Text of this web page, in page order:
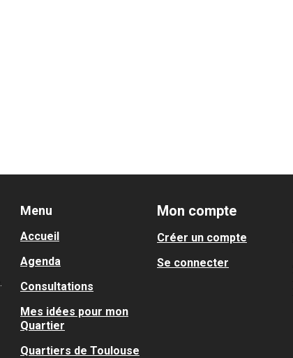
Menu
Accueil
Agenda
Consultations
Mes idées pour mon
Quartier
Quartiers de Toulouse
Mon compte
Créer un compte
Se connecter